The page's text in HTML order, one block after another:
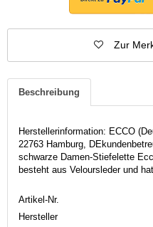
Zur
Beschreibung
Herstellerinformation: ECCO
22763 Hamburg,
schwarze Damen-Stiefelette
besteht aus Veloursleder und
Artikel-Nr.
Hersteller